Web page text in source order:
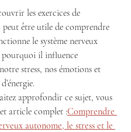
les exercices de
être utile de comprendre
le système nerveux
pourquoi il influence
stress, nos émotions et
approfondir ce sujet, vous
article complet :Comprendre
autonome, le stress et le